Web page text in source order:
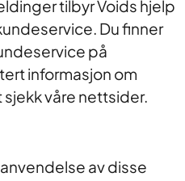
tilbyr Voids hjelp
Du finner
på
informasjon om
våre nettsider.
av disse